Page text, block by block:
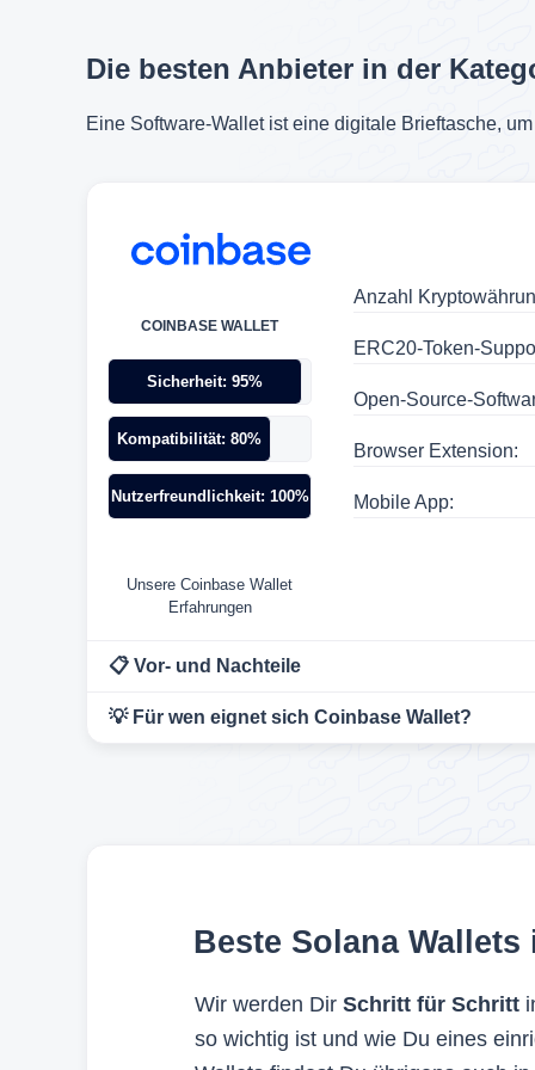
Wir
Häufig
2.
Autoren
Die besten Anbieter in der
Eine Software-Wallet ist eine digitale Brieftasche,
COINBASE WALLET
Sicherheit: 95%
Kompatibilität: 80%
Nutzerfreundlichkeit: 100%
Unsere Coinbase Wallet
Erfahrungen
Anzahl
ERC20-Token-
Open-Source-
Browser Extension:
Mobile App:
📋 Vor- und Nachteile
💡 Für wen eignet sich Coinbase Wallet?
Beste Solana Wallets
Wir werden Dir Schritt für Schritt
so wichtig ist und wie Du eines